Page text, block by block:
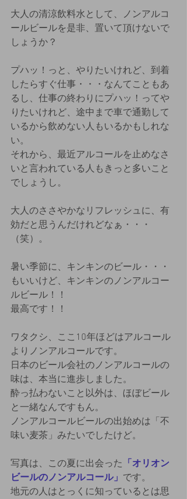
大人の清涼飲料水として、ノンアルコ
ールビールを是非、置いて頂けないで
しょうか？
プハッ！っと、やりたいけれど、到着
したらすぐ仕事・・・なんてこともあ
るし、仕事の終わりにプハッ！ってや
りたいけれど、途中まで車で通勤して
いるから飲めない人もいるかもしれな
い。
それから、最近アルコールを止めなさ
いと言われている人もきっと多いこと
でしょうし。
大人のささやかなリフレッシュに、有
効だと思うんだけれどなぁ・・・
（笑）。
暑い季節に、キンキンのビール・・・
もいいけど、キンキンのノンアルコー
ルビール！！
最高です！！
ワタクシ、ここ10年ほどはアルコール
よりノンアルコールです。
日本のビール会社のノンアルコールの
味は、本当に進歩しました。
酔っ払わないこと以外は、ほぼビール
と一緒なんですもん。
ノンアルコールビールの出始めは「不
味い麦茶」みたいでしたけど。
写真は、この夏に出会った 「オリオン
ビールのノンアルコール」 です。
地元の人はとっくに知っているとは思